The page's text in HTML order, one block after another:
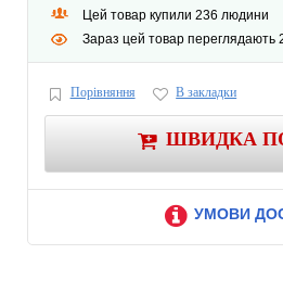
Цей товар купили 236 людини
Зараз цей товар переглядають
Порівняння В закладки
ШВИДКА
УМОВИ